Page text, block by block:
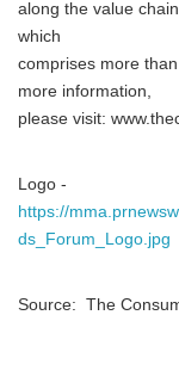
along the value
which
comprises more
more information,
please visit:
Logo -
https://
ds_Forum_Logo.jpg
Source: The